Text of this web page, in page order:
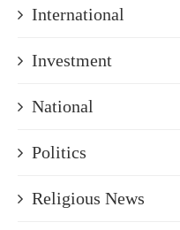
International
Investment
National
Politics
Religious News